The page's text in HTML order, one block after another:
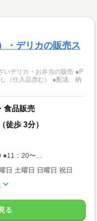
・デリカの販売ス
（仕入品含む） ●配送、納
食品販売
徒歩 3分）
：20〜...
日 土曜日 日曜日 祝日
る